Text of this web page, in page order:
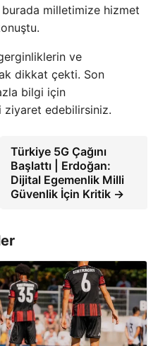
milletimize hizmet
ve
dikkat çekti. Son
bilgi için
ziyaret edebilirsiniz.
Türkiye 5G Çağını
Başlattı | Erdoğan:
Dijital Egemenlik Milli
Güvenlik İçin Kritik →